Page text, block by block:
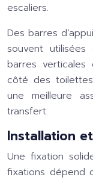
escaliers.
Des barres
souvent
barres
côté des
une meilleure
transfert.
Installation
Une fixation
fixations dépend